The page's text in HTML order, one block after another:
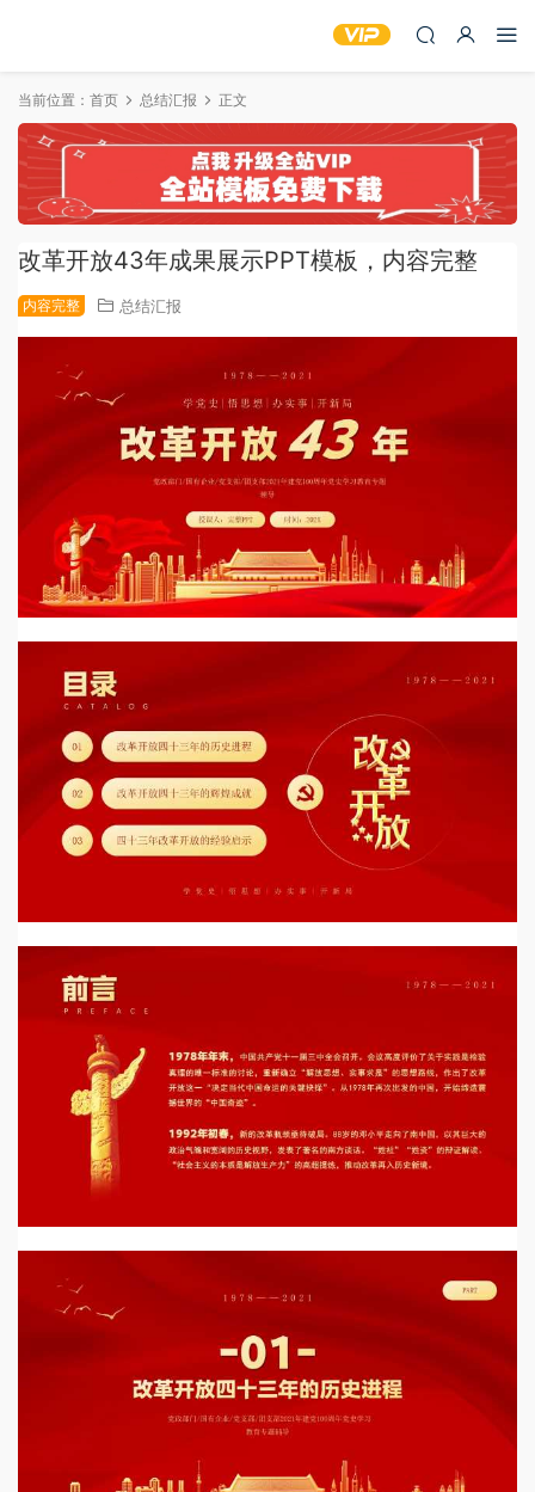
当前位置： 首页 总结汇报 正文
改革开放43年成果展示PPT模板，内容完整
内容完整 总结汇报